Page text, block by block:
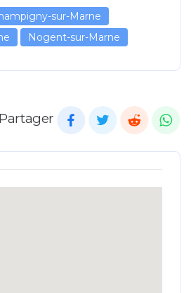
sur-Marne
Nogent-sur-Marne
Partager